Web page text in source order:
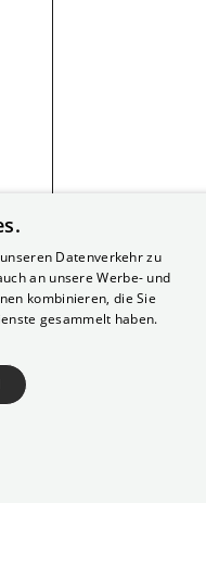
Datenverkehr zu
an unsere Werbe- und
kombinieren, die Sie
gesammelt haben.